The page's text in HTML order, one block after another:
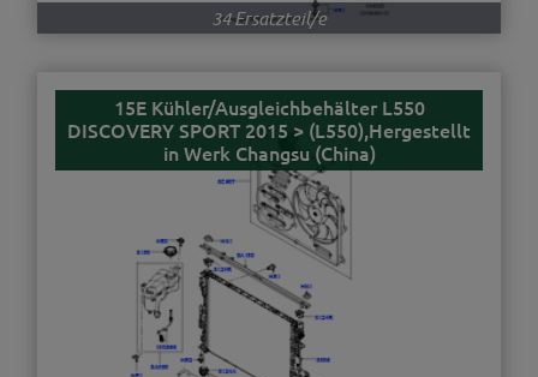
34 Ersatzteil/e
15E Kühler/Ausgleichbehälter L550
DISCOVERY SPORT 2015 > (L550),Hergestellt
in Werk Changsu (China)